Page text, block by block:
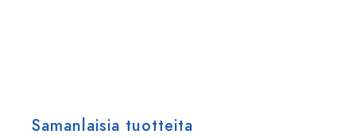
Samanlaisia tuotteita